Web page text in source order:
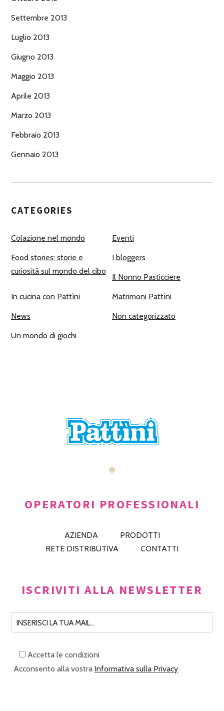
Settembre 2013
Luglio 2013
Giugno 2013
Maggio 2013
Aprile 2013
Marzo 2013
Febbraio 2013
Gennaio 2013
CATEGORIES
Colazione nel mondo Eventi
Food stories: storie e
curiosità sul mondo del cibo
I bloggers
Il Nonno Pasticciere
In cucina con Pattìni Matrimoni Pattìni
News Non categorizzato
Un mondo di giochi
✻
OPERATORI PROFESSIONALI
AZIENDA
PRODOTTI
RETE DISTRIBUTIVA
CONTATTI
ISCRIVITI ALLA NEWSLETTER
Accetta le condizioni
Acconsento alla vostra Informativa sulla Privacy